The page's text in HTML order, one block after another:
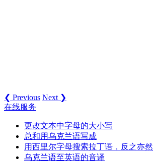
❮ Previous Next ❯
在线服务
更改文本中字母的大小写
总和用乌克兰语写成
用西里尔字母搜索拉丁语，反之亦然
乌克兰语至英语的音译